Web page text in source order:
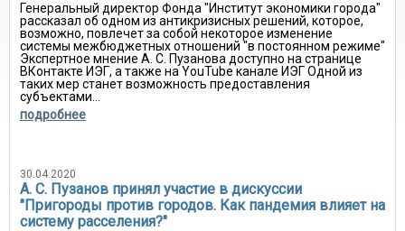
Генеральный директор Фонда "Институт экономики города"
рассказал об одном из антикризисных решений, которое,
возможно, повлечет за собой некоторое изменение
системы межбюджетных отношений "в постоянном режиме"
Экспертное мнение А. С. Пузанова доступно на странице
ВКонтакте ИЭГ, а также на YouTube канале ИЭГ Одной из
таких мер станет возможность предоставления
субъектами...
подробнее
30.04.2020
А. С. Пузанов принял участие в дискуссии
"Пригороды против городов. Как пандемия влияет на
систему расселения?"